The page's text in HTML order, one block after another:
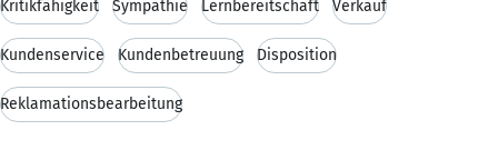
Kritikfähigkeit Sympathie Lernbereitschaft Verkauf
Kundenservice Kundenbetreuung Disposition
Reklamationsbearbeitung